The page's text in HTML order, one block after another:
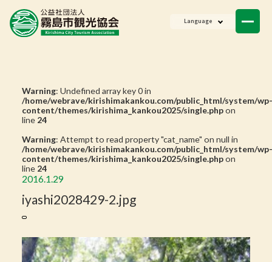
Language
Warning: Undefined array key 0 in
/home/webrave/kirishimakankou.com/public_html/system/wp-
content/themes/kirishima_kankou2025/single.phpon
line 24
Warning: Attempt to read property "cat_name" on null in
/home/webrave/kirishimakankou.com/public_html/system/wp-
content/themes/kirishima_kankou2025/single.phpon
line 24
2016.1.29
iyashi2028429-2.jpg